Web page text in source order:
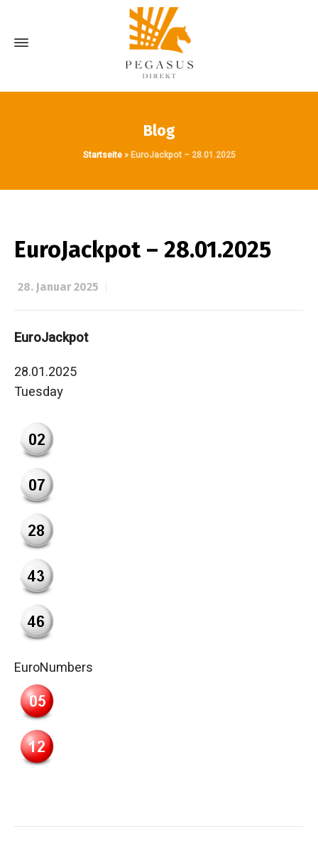
Blog
Startseite»EuroJackpot – 28.01.2025
EuroJackpot – 28.01.2025
28. Januar 2025
EuroJackpot
28.01.2025
Tuesday
EuroNumbers